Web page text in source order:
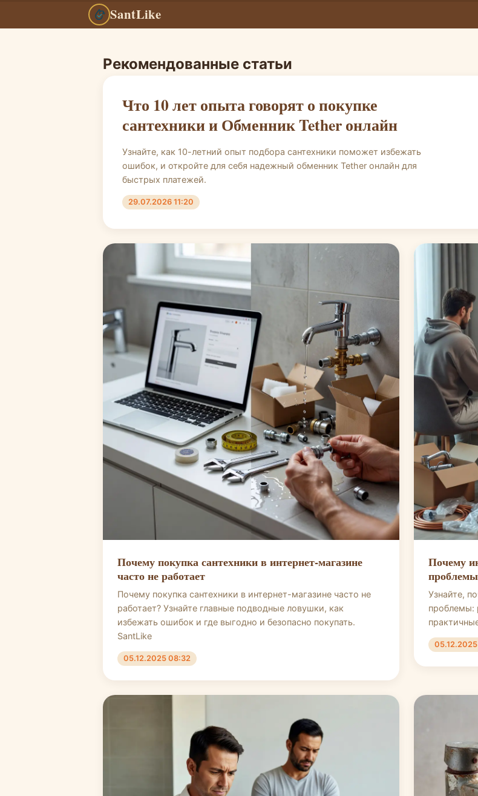
SantLike
SantLike — интернет-магазин
Рекомендованные статьи
Что 10 лет опыта говорят о покупке
сантехники и Обменник Tether онлайн
Узнайте, как 10-летний опыт подбора сантехники поможет избежать
ошибок, и откройте для себя надежный обменник Tether онлайн для
быстрых платежей.
29.07.2026 11:20
Почему покупка сантехники в интернет-магазине
часто не работает
Почему покупка сантехники в интернет-магазине часто не
работает? Узнайте главные подводные ловушки, как
избежать ошибок и где выгодно и безопасно покупать.
SantLike
05.12.2025 08:32
Почему
Узнайте,
проблемы: